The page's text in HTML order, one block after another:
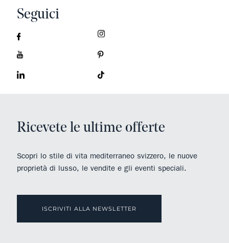
Seguici
Ricevete le ultime offerte
Scopri lo stile di vita mediterraneo svizzero, le nuove
proprietà di lusso, le vendite e gli eventi speciali.
ISCRIVITI ALLA NEWSLETTER